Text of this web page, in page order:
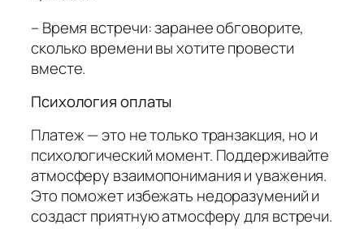
– Время встречи: заранее обговорите,
сколько времени вы хотите провести
вместе.
Психология оплаты
Платеж — это не только транзакция, но и
психологический момент. Поддерживайте
атмосферу взаимопонимания и уважения.
Это поможет избежать недоразумений и
создаст приятную атмосферу для встречи.